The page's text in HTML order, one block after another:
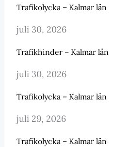
Trafikolycka – Kalmar län
juli 30, 2026
Trafikhinder – Kalmar län
juli 30, 2026
Trafikolycka – Kalmar län
juli 29, 2026
Trafikolycka – Kalmar län